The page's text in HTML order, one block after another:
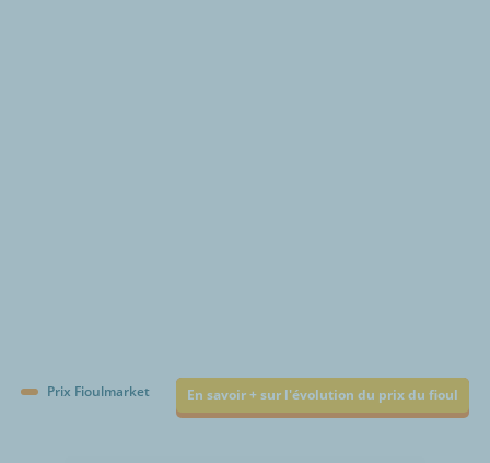
Prix Fioulmarket En savoir + sur l'évolution du prix du fioul